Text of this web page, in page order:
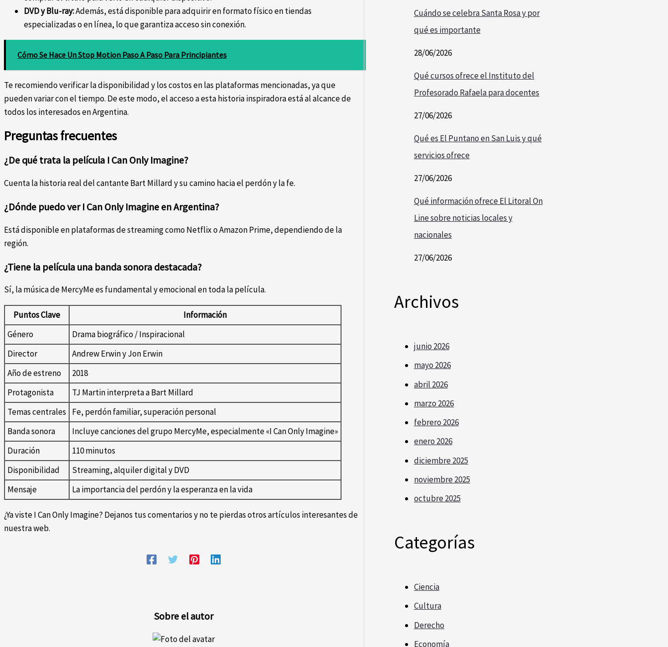
DVD y Blu-ray:Además, está disponible para adquirir en formato físico en tiendas
especializadas o en línea, lo que garantiza acceso sin conexión.
Cómo Se Hace Un Stop Motion Paso A Paso Para Principiantes
Te recomiendo verificar la disponibilidad y los costos en las plataformas mencionadas, ya que
pueden variar con el tiempo. De este modo, el acceso a esta historia inspiradora está al alcance de
todos los interesados en Argentina.
Preguntas frecuentes
¿De qué trata la película I Can Only Imagine?
Cuenta la historia real del cantante Bart Millard y su camino hacia el perdón y la fe.
¿Dónde puedo ver I Can Only Imagine en Argentina?
Está disponible en plataformas de streaming como Netflix o Amazon Prime, dependiendo de la
región.
¿Tiene la película una banda sonora destacada?
Sí, la música de MercyMe es fundamental y emocional en toda la película.
Puntos Clave
Información
Género
Drama biográfico / Inspiracional
Director
Andrew Erwin y Jon Erwin
Año de estreno
2018
Protagonista
TJ Martin interpreta a Bart Millard
Temas centrales
Fe, perdón familiar, superación personal
Banda sonora
Incluye canciones del grupo MercyMe, especialmente «I Can Only Imagine»
Duración
110 minutos
Disponibilidad
Streaming, alquiler digital y DVD
Mensaje
La importancia del perdón y la esperanza en la vida
¿Ya viste I Can Only Imagine? Dejanos tus comentarios y no te pierdas otros artículos interesantes de
nuestra web.
Sobre el autor
Cuándo se celebra Santa Rosa y por
qué es importante
28/06/2026
Qué cursos ofrece el Instituto del
Profesorado Rafaela para docentes
27/06/2026
Qué es El Puntano en San Luis y qué
servicios ofrece
27/06/2026
Qué información ofrece El Litoral On
Line sobre noticias locales y
nacionales
27/06/2026
Archivos
junio 2026
mayo 2026
abril 2026
marzo 2026
febrero 2026
enero 2026
diciembre 2025
noviembre 2025
octubre 2025
Categorías
Ciencia
Cultura
Derecho
Economía